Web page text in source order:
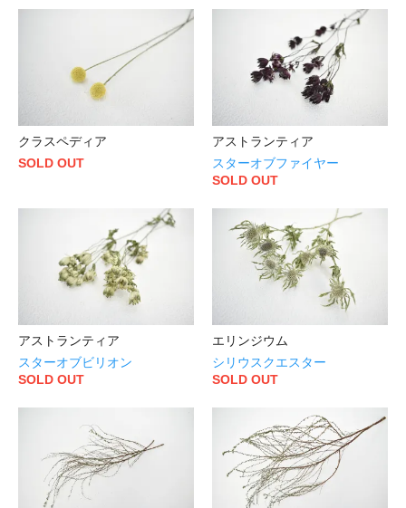
クラスペディア
SOLD OUT
アストランティア
スターオブファイヤー
SOLD OUT
アストランティア
スターオブビリオン
SOLD OUT
エリンジウム
シリウスクエスター
SOLD OUT